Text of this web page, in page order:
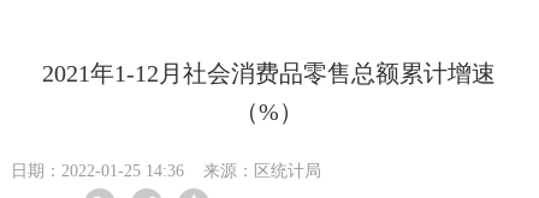
2021年1-12月社会消费品零售总额累计增速
（%）
日期：2022-01-25 14:36 来源：区统计局